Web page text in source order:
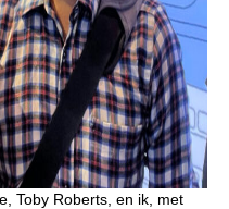
Toby Roberts, en ik, met